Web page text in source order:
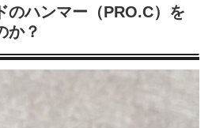
のハンマー（PRO.C）を
か？